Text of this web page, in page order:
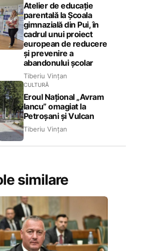
Atelier de educație
parentală la Școala
gimnazială din Pui, în
cadrul unui proiect
european de reducere
și prevenire a
abandonului școlar
Tiberiu Vințan
CULTURĂ
Eroul Național „Avram
Iancu” omagiat la
Petroșani și Vulcan
Tiberiu Vințan
similare